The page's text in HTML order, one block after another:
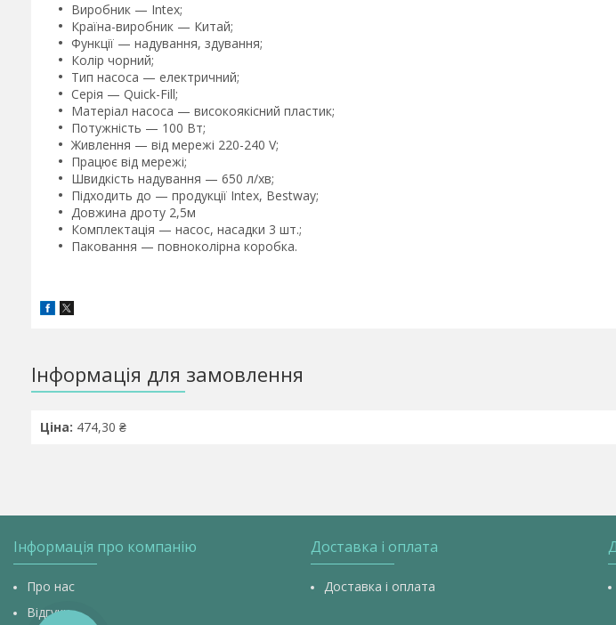
Виробник — Intex;
Країна-виробник — Китай;
Функції — надування, здування;
Колір чорний;
Тип насоса — електричний;
Серія — Quick-Fill;
Матеріал насоса — високоякісний пластик;
Потужність — 100 Вт;
Живлення — від мережі 220-240 V;
Працює від мережі;
Швидкість надування — 650 л/хв;
Підходить до — продукції Intex, Bestway;
Довжина дроту 2,5м
Комплектація — насос, насадки 3 шт.;
Паковання — повноколірна коробка.
Інформація для замовлення
Ціна: 474,30 ₴
Інформація про компанію
Про нас
Відгуки
Доставка і оплата
Доставка і оплата